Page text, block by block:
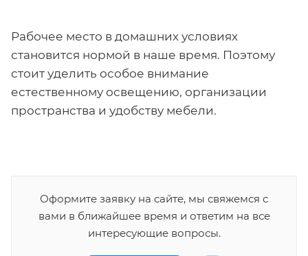
Рабочее место в домашних условиях
становится нормой в наше время. Поэтому
стоит уделить особое внимание
естественному освещению, организации
пространства и удобству мебели.
Оформите заявку на сайте, мы свяжемся с
вами в ближайшее время и ответим на все
интересующие вопросы.